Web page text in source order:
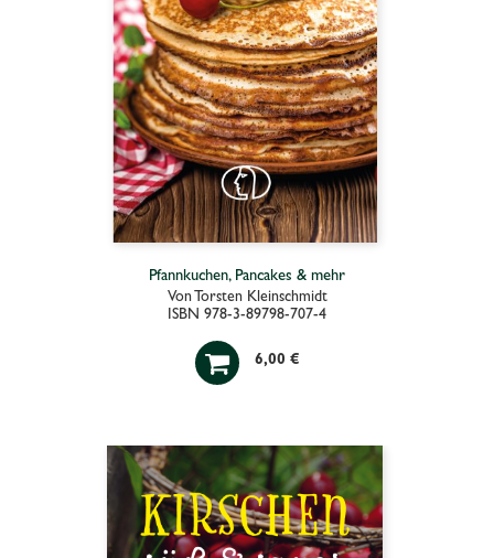
Pfannkuchen, Pancakes & mehr
Von Torsten Kleinschmidt
ISBN 978-3-89798-707-4
 6,00 €